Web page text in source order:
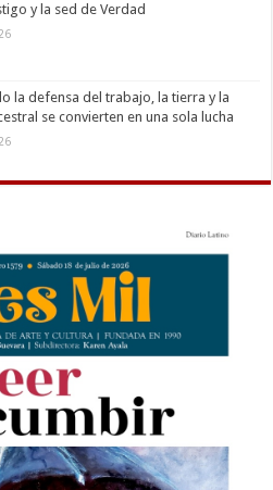
y la sed de Verdad
la defensa del trabajo, la tierra y la
se convierten en una sola lucha